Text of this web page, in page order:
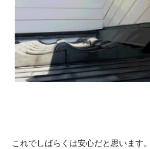
これでしばらくは安心だと思います。